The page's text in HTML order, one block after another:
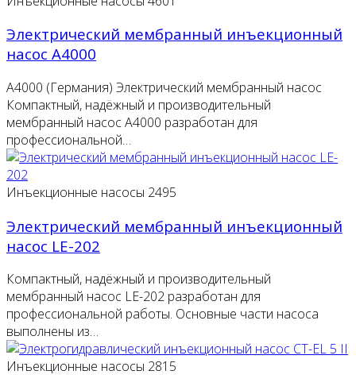
Электрический мембранный инъекционный
насос А4000
A4000 (Германия) Электрический мембранный насос
Компактный, надёжный и производительный
мембранный насос A4000 разработан для
профессиональной…
Инъекционные насосы 2495
Электрический мембранный инъекционный
насос LE-202
Компактный, надёжный и производительный
мембранный насос LE-202 разработан для
профессиональной работы. Основные части насоса
выполнены из…
Инъекционные насосы 2815